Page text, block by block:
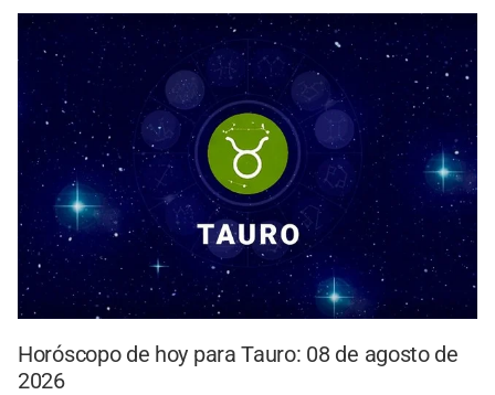
Horóscopo de hoy para Tauro: 08 de agosto de
2026